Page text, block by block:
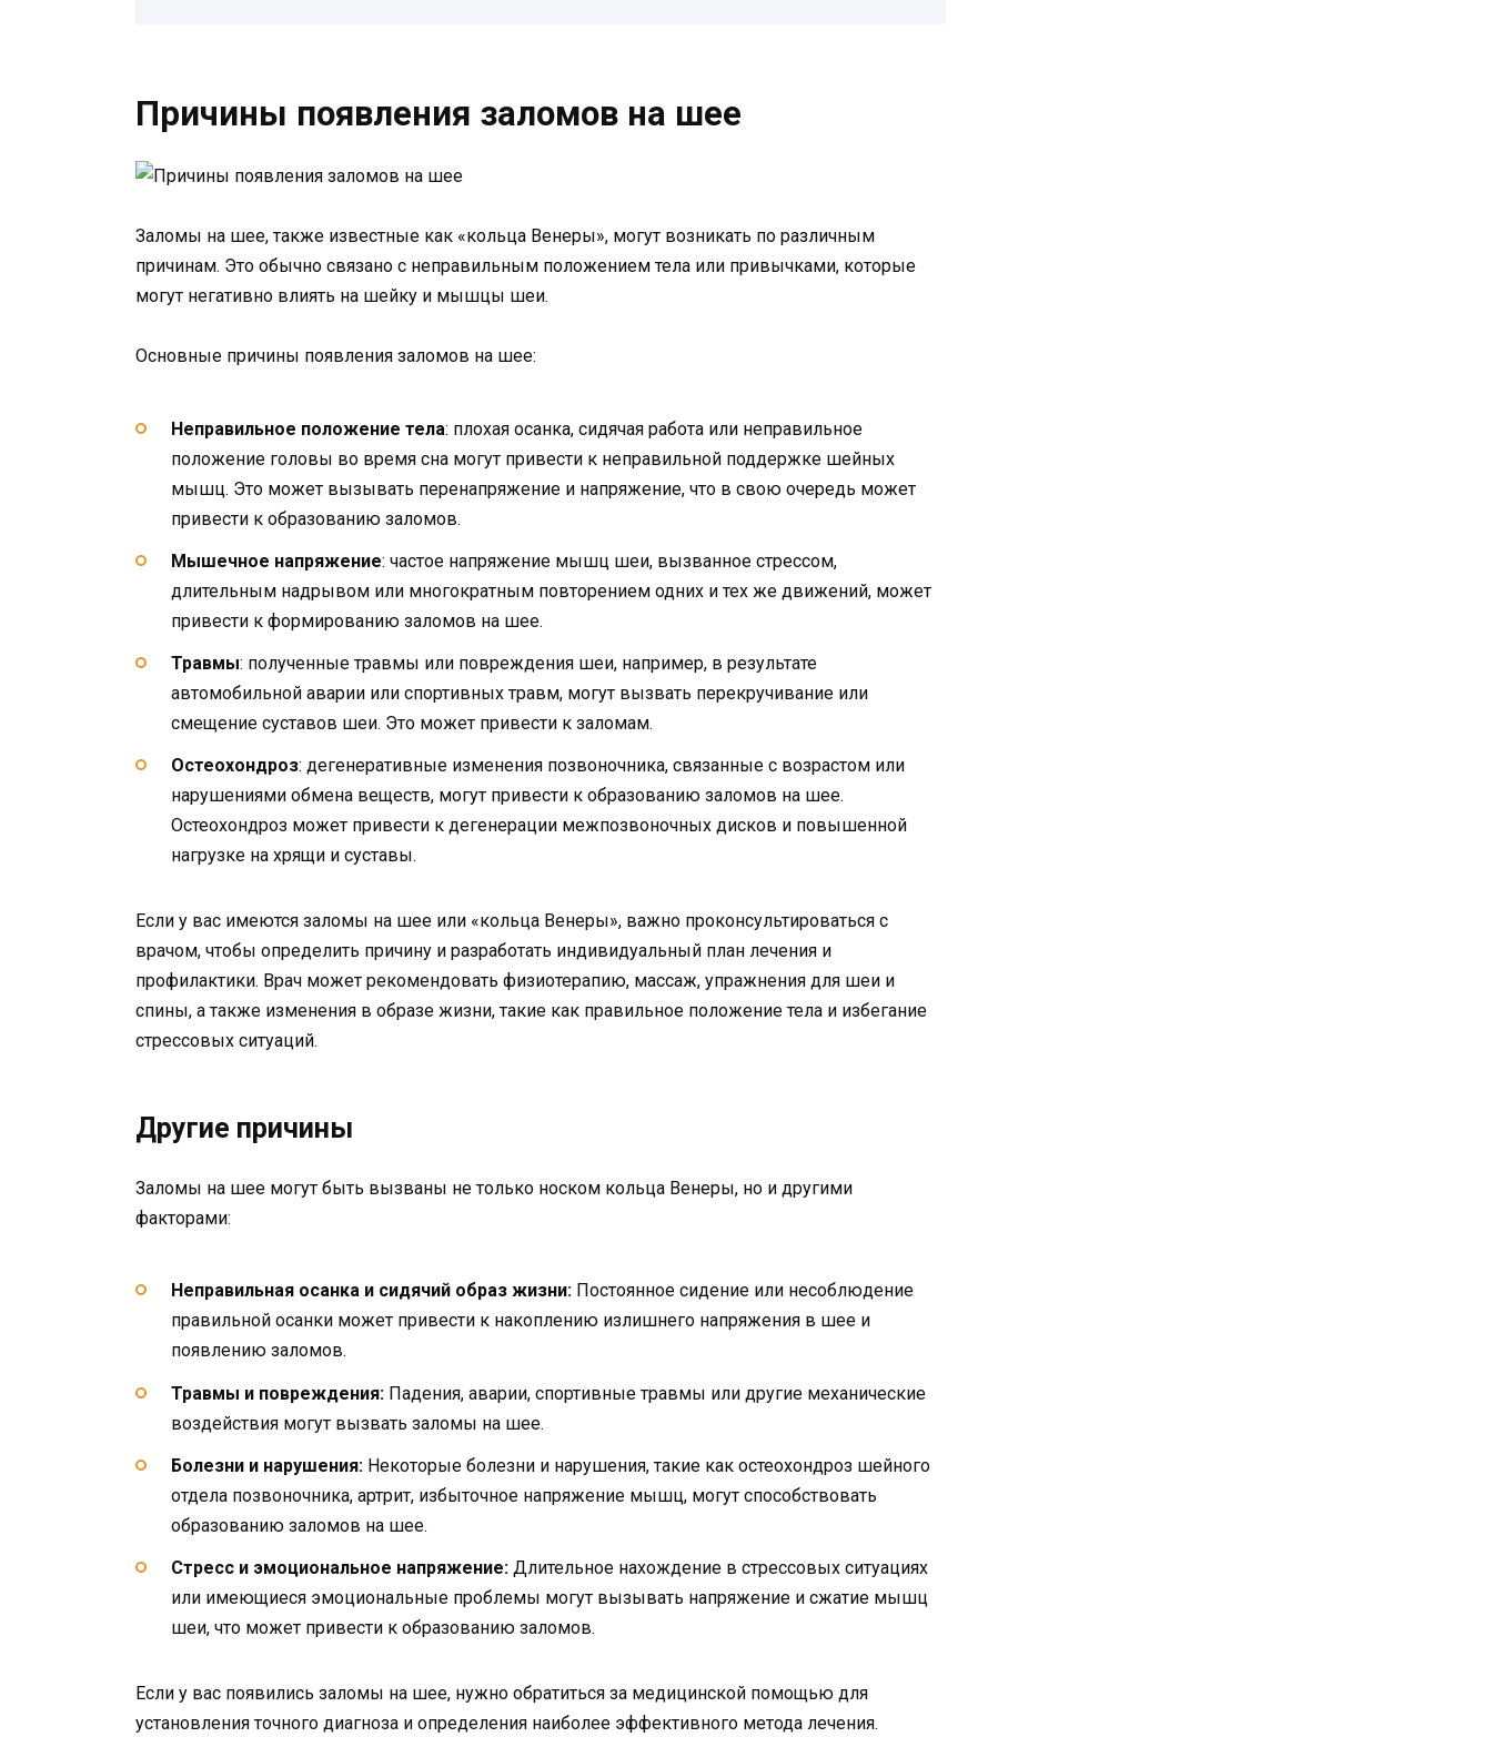
Причины появления заломов на шее
Заломы на шее, также известные как «кольца Венеры», могут возникать по различным
причинам. Это обычно связано с неправильным положением тела или привычками, которые
могут негативно влиять на шейку и мышцы шеи.
Основные причины появления заломов на шее:
Неправильное положение тела: плохая осанка, сидячая работа или неправильное
положение головы во время сна могут привести к неправильной поддержке шейных
мышц. Это может вызывать перенапряжение и напряжение, что в свою очередь может
привести к образованию заломов.
Мышечное напряжение: частое напряжение мышц шеи, вызванное стрессом,
длительным надрывом или многократным повторением одних и тех же движений, может
привести к формированию заломов на шее.
Травмы: полученные травмы или повреждения шеи, например, в результате
автомобильной аварии или спортивных травм, могут вызвать перекручивание или
смещение суставов шеи. Это может привести к заломам.
Остеохондроз: дегенеративные изменения позвоночника, связанные с возрастом или
нарушениями обмена веществ, могут привести к образованию заломов на шее.
Остеохондроз может привести к дегенерации межпозвоночных дисков и повышенной
нагрузке на хрящи и суставы.
Если у вас имеются заломы на шее или «кольца Венеры», важно проконсультироваться с
врачом, чтобы определить причину и разработать индивидуальный план лечения и
профилактики. Врач может рекомендовать физиотерапию, массаж, упражнения для шеи и
спины, а также изменения в образе жизни, такие как правильное положение тела и избегание
стрессовых ситуаций.
Другие причины
Заломы на шее могут быть вызваны не только носком кольца Венеры, но и другими
факторами:
Неправильная осанка и сидячий образ жизни: Постоянное сидение или несоблюдение
правильной осанки может привести к накоплению излишнего напряжения в шее и
появлению заломов.
Травмы и повреждения: Падения, аварии, спортивные травмы или другие механические
воздействия могут вызвать заломы на шее.
Болезни и нарушения: Некоторые болезни и нарушения, такие как остеохондроз шейного
отдела позвоночника, артрит, избыточное напряжение мышц, могут способствовать
образованию заломов на шее.
Стресс и эмоциональное напряжение: Длительное нахождение в стрессовых ситуациях
или имеющиеся эмоциональные проблемы могут вызывать напряжение и сжатие мышц
шеи, что может привести к образованию заломов.
Если у вас появились заломы на шее, нужно обратиться за медицинской помощью для
установления точного диагноза и определения наиболее эффективного метода лечения.